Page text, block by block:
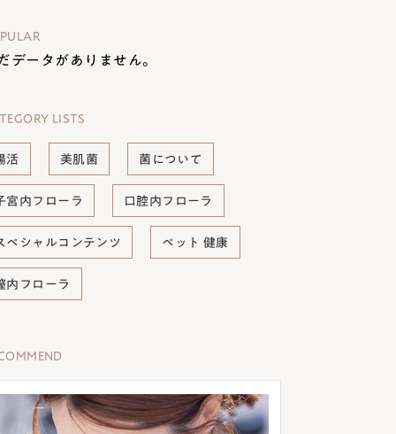
データがありません。
LISTS
活 美肌菌 菌について
宮内フローラ 口腔内フローラ
ペシャルコンテンツ ペット 健康
内フローラ